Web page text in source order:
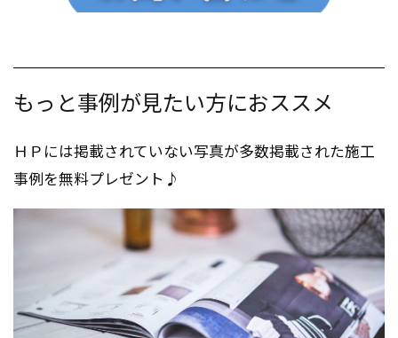
もっと事例が見たい方におススメ
ＨＰには掲載されていない写真が多数掲載された施工
事例を無料プレゼント♪